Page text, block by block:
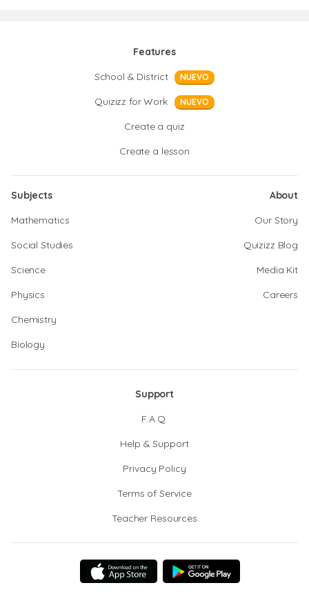
Features
School & District
NUEVO
Quizizz for Work NUEVO
Create a quiz
Create a lesson
Subjects
Mathematics
Social Studies
Science
Physics
Chemistry
Biology
About
Our Story
Quizizz Blog
Media Kit
Careers
Support
F.A.Q.
Help & Support
Privacy Policy
Terms of Service
Teacher Resources